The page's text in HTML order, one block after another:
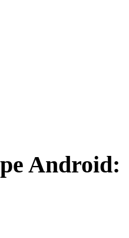
Android: